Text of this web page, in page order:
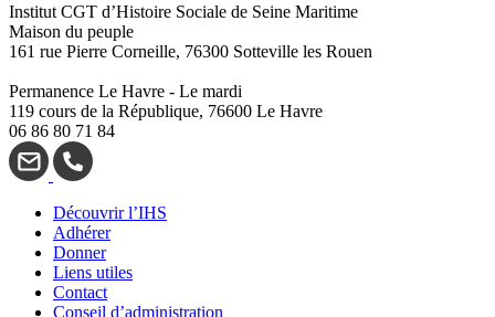
Institut CGT d’Histoire Sociale de Seine Maritime
Maison du peuple
161 rue Pierre Corneille, 76300 Sotteville les Rouen
Permanence Le Havre - Le mardi
119 cours de la République, 76600 Le Havre
06 86 80 71 84
Découvrir l’IHS
Adhérer
Donner
Liens utiles
Contact
Conseil d’administration